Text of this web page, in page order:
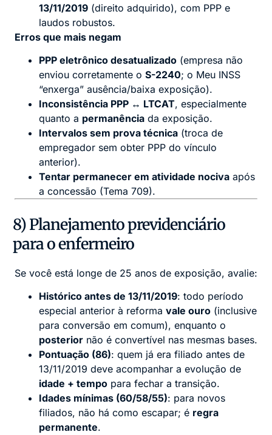
13/11/2019 (direito adquirido), com PPP e
laudos robustos.
Erros que mais negam
PPP eletrônico desatualizado (empresa não
enviou corretamente o S-2240; o Meu INSS
“enxerga” ausência/baixa exposição).
Inconsistência PPP ↔ LTCAT, especialmente
quanto a permanência da exposição.
Intervalos sem prova técnica (troca de
empregador sem obter PPP do vínculo
anterior).
Tentar permanecer em atividade nociva após
a concessão (Tema 709).
8) Planejamento previdenciário
para o enfermeiro
Se você está longe de 25 anos de exposição, avalie:
Histórico antes de 13/11/2019: todo período
especial anterior à reforma vale ouro (inclusive
para conversão em comum), enquanto o
posterior não é convertível nas mesmas bases.
Pontuação (86): quem já era filiado antes de
13/11/2019 deve acompanhar a evolução de
idade + tempo para fechar a transição.
Idades mínimas (60/58/55): para novos
filiados, não há como escapar; é regra
permanente.